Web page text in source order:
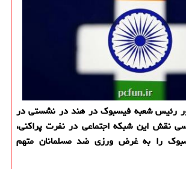
رئیس شعبه فیسبوك در هند در نشستی در
نقش این شبكه اجتماعی در نفرت پراكنی،
را به غرض ورزی ضد مسلمانان متهم